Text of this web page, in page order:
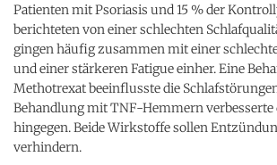
Patienten mit Psoriasis und 15 % der
berichteten von einer schlechten
gingen häufig zusammen mit einer
und einer stärkeren Fatigue einher. Eine
Methotrexat beeinflusste die
Behandlung mit TNF-Hemmern verbesserte
hingegen. Beide Wirkstoffe sollen
verhindern.